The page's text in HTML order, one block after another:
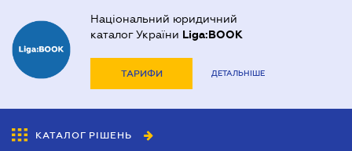
Національний юридичний
каталог України Liga:BOOK
ТАРИФИ ДЕТАЛЬНІШЕ
КАТАЛОГ РІШЕНЬ